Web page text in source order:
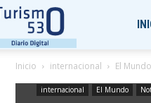
Inicio internacional El Mundo
internacional El Mundo